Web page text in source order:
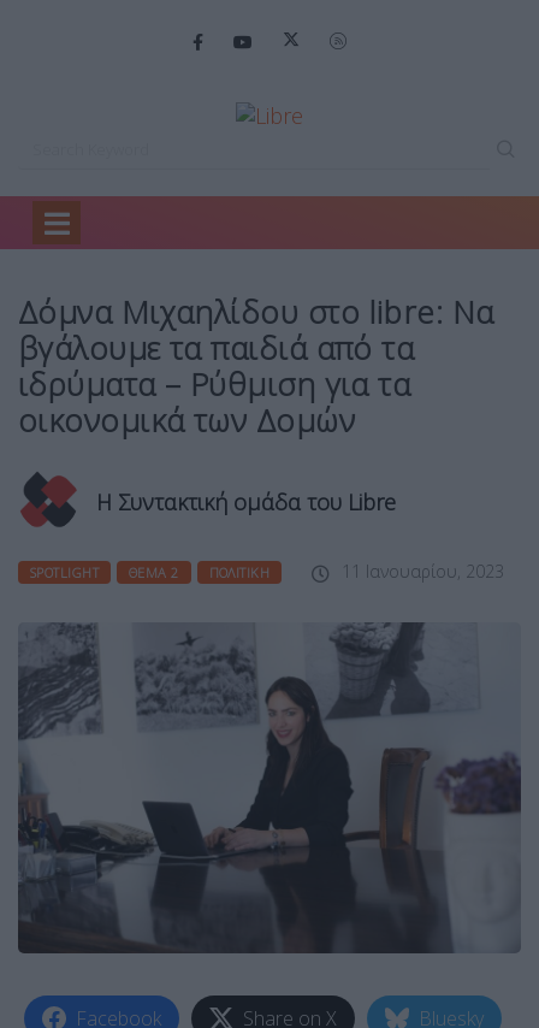
Home
Δόμνα Μιχαηλίδου στο libre: Να
βγάλουμε τα παιδιά από τα
ιδρύματα – Ρύθμιση για τα
οικονομικά των Δομών
Η Συντακτική ομάδα του Libre
SPOTLIGHT ΘΈΜΑ 2 ΠΟΛΙΤΙΚΉ 11 Ιανουαρίου, 2023
Facebook Share on X Bluesky